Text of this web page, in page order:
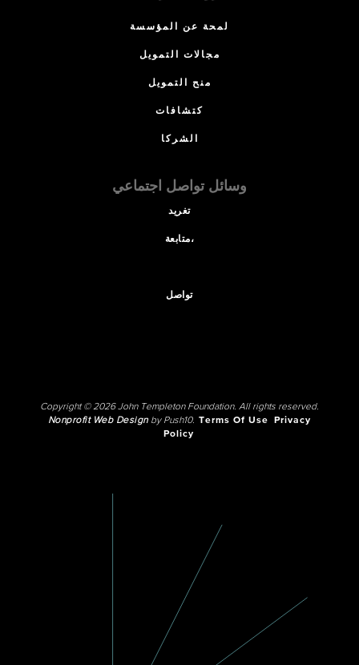
لمحة عن المؤسسة
مجالات التمويل
منح التمويل
كتشافات
الشركا
وسائل تواصل اجتماعي
تغريد
متابعة،
تواصل
Copyright © 2026 John Templeton Foundation. All rights reserved.
Nonprofit Web Designby Push10. Terms Of Use
Privacy
Policy